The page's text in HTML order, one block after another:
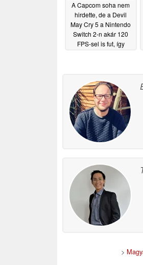
A Capcom soha nem
hirdette, de a Devil
May Cry 5 a Nintendo
Switch 2-n akár 120
FPS-sel is fut, így
>